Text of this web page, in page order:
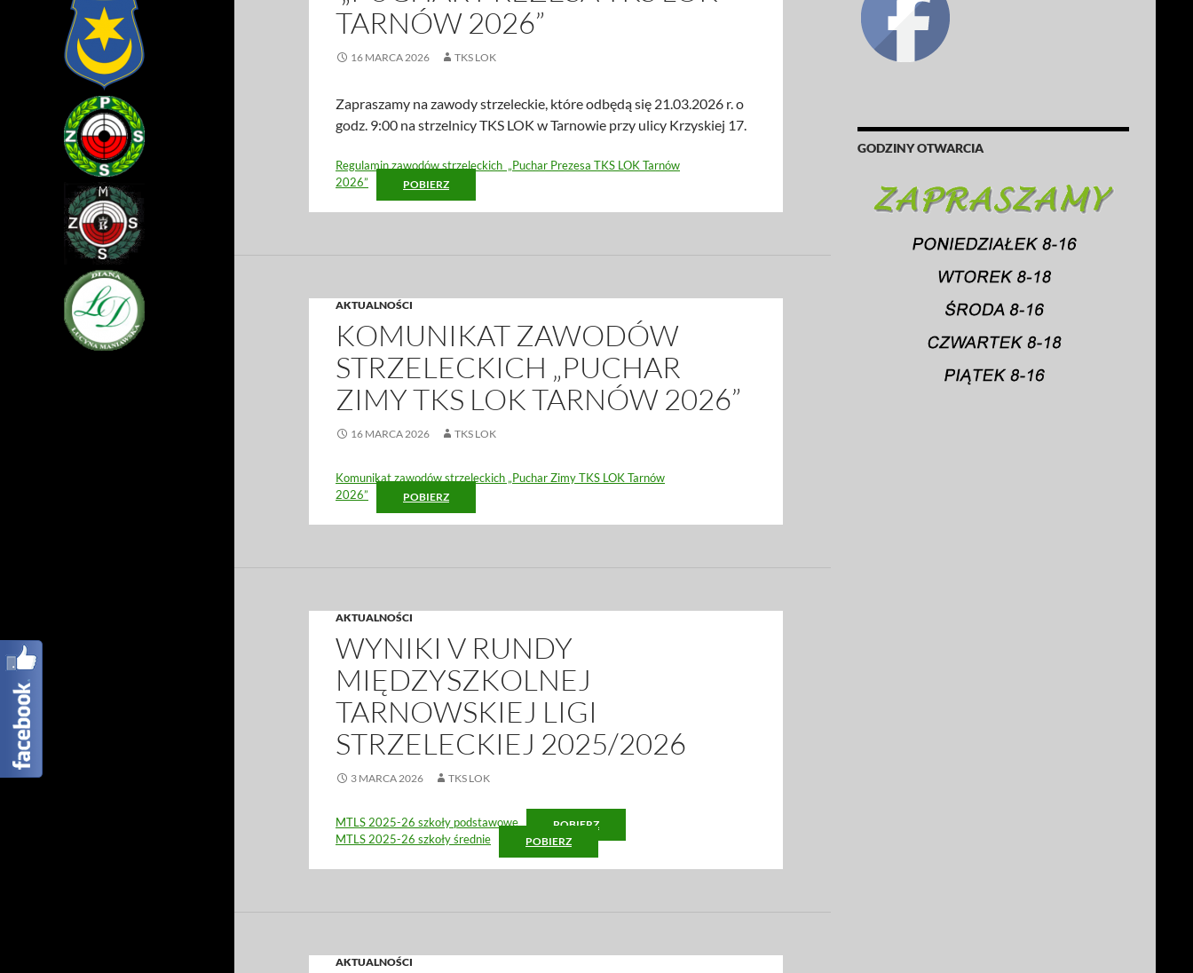
TARNÓW 2026”
16 MARCA 2026 TKS LOK
Zapraszamy na zawody strzeleckie, które odbędą się 21.03.2026 r. o
godz. 9:00 na strzelnicy TKS LOK w Tarnowie przy ulicy Krzyskiej 17.
Regulamin zawodów strzeleckich „Puchar Prezesa TKS LOK Tarnów
2026”
POBIERZ
AKTUALNOŚCI
KOMUNIKAT ZAWODÓW
STRZELECKICH „PUCHAR
ZIMY TKS LOK TARNÓW 2026”
16 MARCA 2026 TKS LOK
Komunikat zawodów strzeleckich „Puchar Zimy TKS LOK Tarnów
2026”
POBIERZ
AKTUALNOŚCI
WYNIKI V RUNDY
MIĘDZYSZKOLNEJ
TARNOWSKIEJ LIGI
STRZELECKIEJ 2025/2026
3 MARCA 2026 TKS LOK
MTLS 2025-26 szkoły podstawowe POBIERZ
MTLS 2025-26 szkoły średnie POBIERZ
AKTUALNOŚCI
GODZINY OTWARCIA